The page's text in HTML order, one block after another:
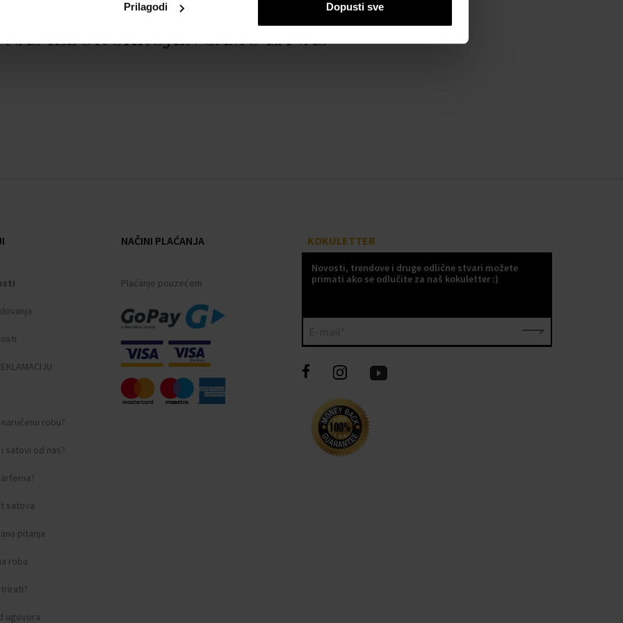
Prilagodi Dopusti sve
Naš izbor skrojen samo za vas
robu?
satovi od nas?
satova
pitanja
roba
ugovora
NAČINI PLAĆANJA
Plaćanje pouzećem
KOKULETTER
Novosti, trendove i druge odlične stvari možete
primati ako se odlučite za naš kokuletter :)